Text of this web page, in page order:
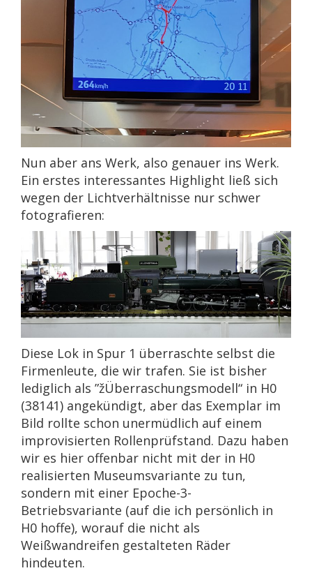
Nun aber ans Werk, also genauer ins Werk.
Ein erstes interessantes Highlight ließ sich
wegen der Lichtverhältnisse nur schwer
fotografieren:
Diese Lok in Spur 1 überraschte selbst die
Firmenleute, die wir trafen. Sie ist bisher
lediglich als ”žÜberraschungsmodell“ in H0
(38141) angekündigt, aber das Exemplar im
Bild rollte schon unermüdlich auf einem
improvisierten Rollenprüfstand. Dazu haben
wir es hier offenbar nicht mit der in H0
realisierten Museumsvariante zu tun,
sondern mit einer Epoche-3-
Betriebsvariante (auf die ich persönlich in
H0 hoffe), worauf die nicht als
Weißwandreifen gestalteten Räder
hindeuten.